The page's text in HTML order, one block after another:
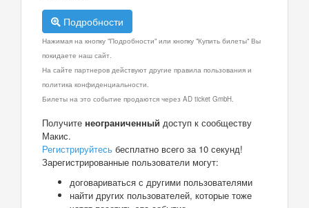
Подробности
Нажимая на кнопку "Подробности" или кнопку "Купить билеты" Вы
покидаете наш сайт.
На сайте партнеров действуют другие правила пользования и
политика конфиденциальности.
Билеты на это событие продаются через AD ticket GmbH.
Получите неограниченный доступ к сообществу
Макис.
Регистрируйтесь бесплатно всего за 10 секунд!
Зарегистрированные пользователи могут:
договариваться с другими пользователями
найти других пользователей, которые тоже